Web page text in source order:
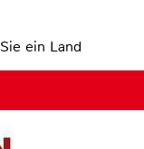
ein Land